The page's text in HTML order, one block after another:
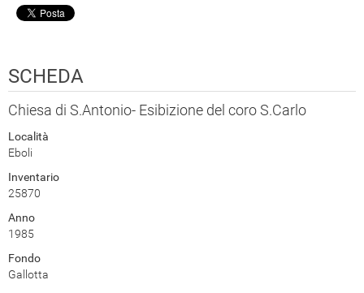
SCHEDA
Chiesa di S.Antonio- Esibizione del coro S.Carlo
Località
Eboli
Inventario
25870
Anno
1985
Fondo
Gallotta